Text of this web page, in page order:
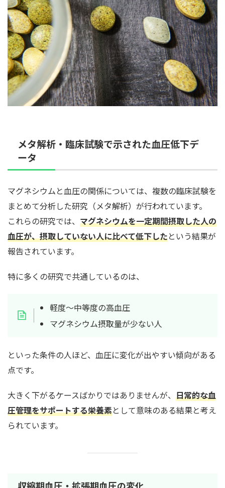
メタ解析・臨床試験で示された血圧低下デ
ータ
マグネシウムと血圧の関係については、複数の臨床試験を
まとめて分析した研究（メタ解析）が行われています。
これらの研究では、 マグネシウムを一定期間摂取した人の
血圧が、摂取していない人に比べて低下したという結果が
報告されています。
特に多くの研究で共通しているのは、
軽度〜中等度の高血圧
マグネシウム摂取量が少ない人
といった条件の人ほど、血圧に変化が出やすい傾向がある
点です。
大きく下がるケースばかりではありませんが、 日常的な血
圧管理をサポートする栄養素として意味のある結果と考え
られています。